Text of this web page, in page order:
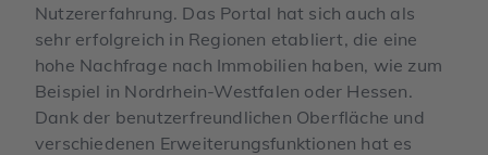
Nutzererfahrung. Das Portal hat sich auch als
sehr erfolgreich in Regionen etabliert, die eine
hohe Nachfrage nach Immobilien haben, wie zum
Beispiel in Nordrhein-Westfalen oder Hessen.
Dank der benutzerfreundlichen Oberfläche und
verschiedenen Erweiterungsfunktionen hat es